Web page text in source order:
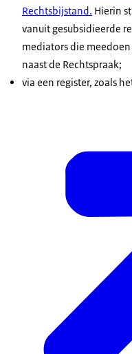
Rechtsbijstand. Hierin
vanuit gesubsidieerde
mediators die
naast de Rechtspraak;
via een register, zoals